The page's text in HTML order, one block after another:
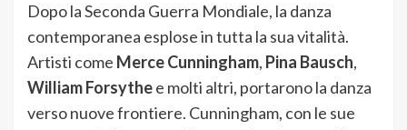
Dopo la Seconda Guerra Mondiale, la danza
contemporanea esplose in tutta la sua vitalità.
Artisti come Merce Cunningham, Pina Bausch,
William Forsythee molti altri, portarono la danza
verso nuove frontiere. Cunningham, con le sue